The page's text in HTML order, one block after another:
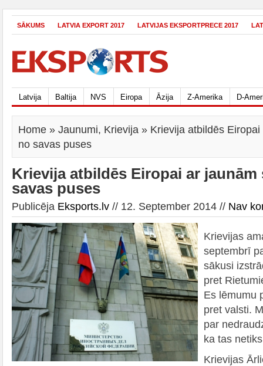
SĀKUMS LATVIA EXPORT 2017 LATVIJAS EKSPORTPRECE 2017
Latvija Baltija NVS Eiropa Āzija Z-Amerika D-
Home » Jaunumi, Krievija » Krievija atbildēs
no savas puses
Krievija atbildēs Eiropai ar jaunām
savas puses
Publicēja Eksports.lv // 12. September 2014 // Nav
Krievijas
septembrī
sākusi
pret
Es lēmumu
pret valsti.
par
ka tas
Krievijas